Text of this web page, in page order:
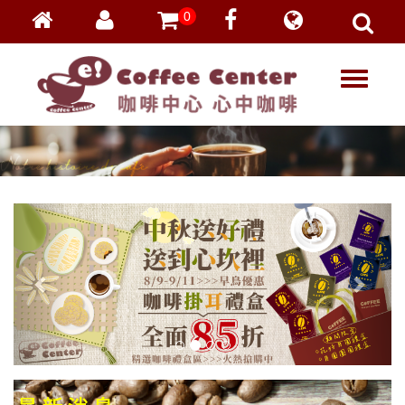
會員登入
忘記密碼
加入會員
VIP登入
VIP申請
0
T
l
e
a
v
i
g
a
t
i
n